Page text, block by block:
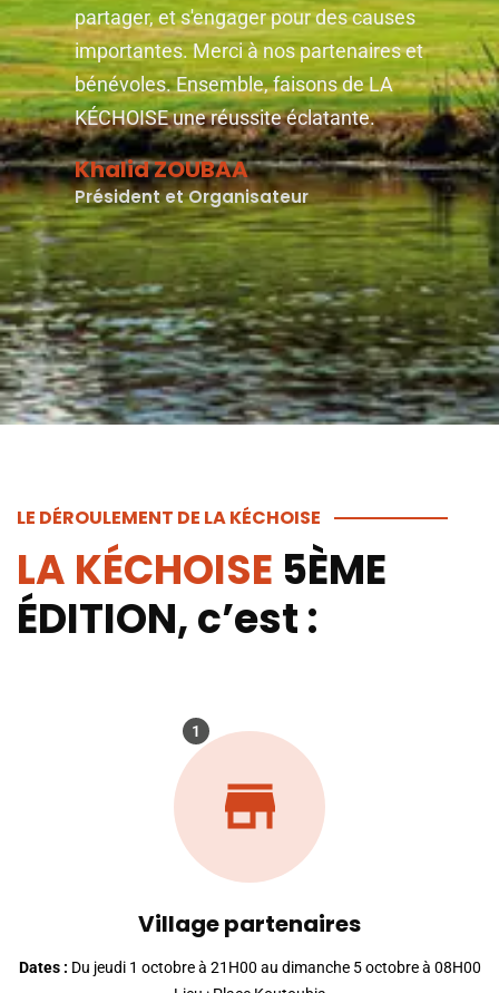
partager, et s'engager pour des causes
importantes. Merci à nos partenaires et
bénévoles. Ensemble, faisons de LA
KÉCHOISE une réussite éclatante.
Khalid ZOUBAA
Président et Organisateur
LE DÉROULEMENT DE LA KÉCHOISE
LA KÉCHOISE 5ÈME
ÉDITION, c’est :
1
Village partenaires
Dates : Du jeudi 1 octobre à 21H00 au dimanche 5 octobre à 08H00